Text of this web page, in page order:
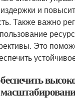
и
Также важно
Это